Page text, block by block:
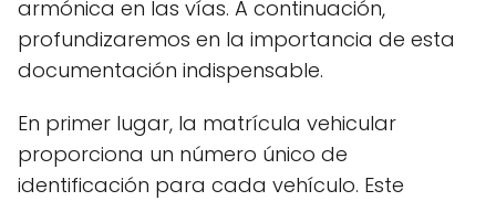
armónica en las vías. A continuación,
profundizaremos en la importancia de esta
documentación indispensable.
En primer lugar, la matrícula vehicular
proporciona un número único de
identificación para cada vehículo. Este